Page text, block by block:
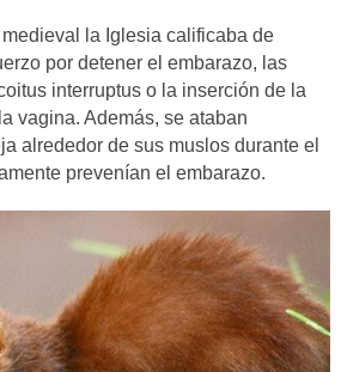
la Iglesia calificaba de
por detener el embarazo, las
interruptus o la inserción de la
vagina. Además, se ataban
alrededor de sus muslos durante el
prevenían el embarazo.